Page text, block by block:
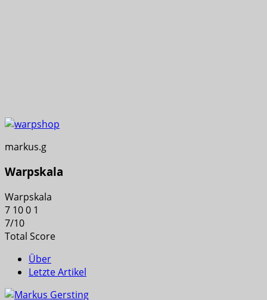
markus.g
Warpskala
Warpskala
7 100 1
7/10
Total Score
Über
Letzte Artikel